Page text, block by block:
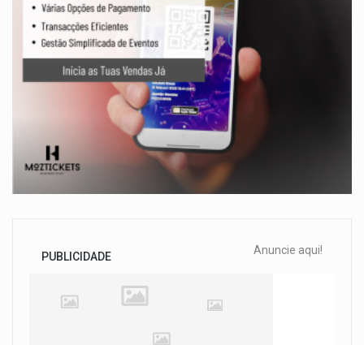
PUBLICIDADE Anuncie aqui!